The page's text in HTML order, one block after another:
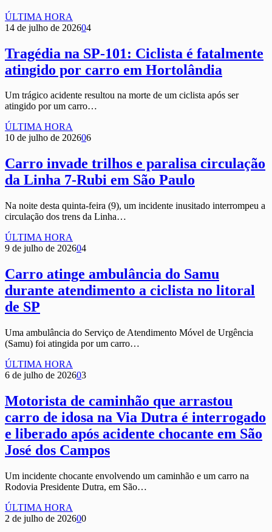
ÚLTIMA HORA
14 de julho de 202604
Tragédia na SP-101: Ciclista é fatalmente
atingido por carro em Hortolândia
Um trágico acidente resultou na morte de um ciclista após ser
atingido por um carro…
ÚLTIMA HORA
10 de julho de 202606
Carro invade trilhos e paralisa circulação
da Linha 7-Rubi em São Paulo
Na noite desta quinta-feira (9), um incidente inusitado interrompeu a
circulação dos trens da Linha…
ÚLTIMA HORA
9 de julho de 202604
Carro atinge ambulância do Samu
durante atendimento a ciclista no litoral
de SP
Uma ambulância do Serviço de Atendimento Móvel de Urgência
(Samu) foi atingida por um carro…
ÚLTIMA HORA
6 de julho de 202603
Motorista de caminhão que arrastou
carro de idosa na Via Dutra é interrogado
e liberado após acidente chocante em São
José dos Campos
Um incidente chocante envolvendo um caminhão e um carro na
Rodovia Presidente Dutra, em São…
ÚLTIMA HORA
2 de julho de 202600